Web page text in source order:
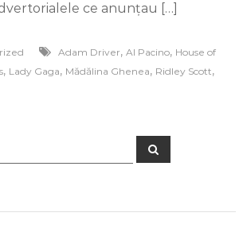
Gucci
ce anunțau […]
Adam Driver, Al Pacino, House of
, Lady Gaga, Mădălina Ghenea, Ridley Scott,
Search